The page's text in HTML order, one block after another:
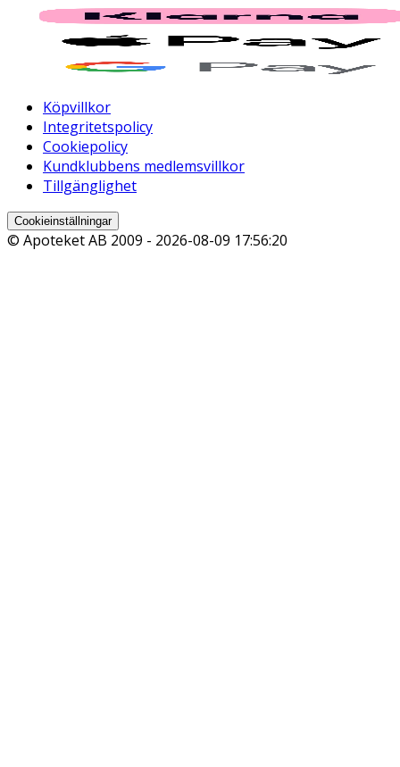
Köpvillkor
Integritetspolicy
Cookiepolicy
Kundklubbens medlemsvillkor
Tillgänglighet
Cookieinställningar
© Apoteket AB 2009 - 2026-08-09 17:56:20